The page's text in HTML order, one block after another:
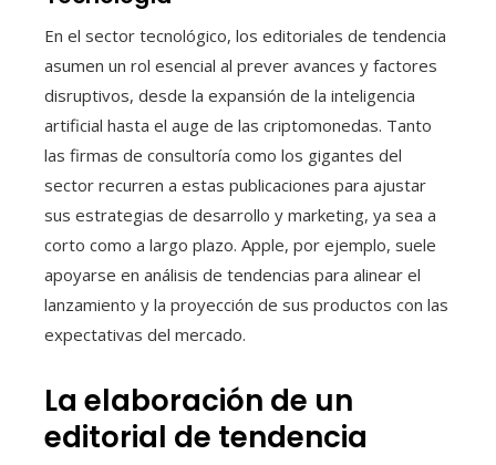
En el sector tecnológico, los editoriales de tendencia
asumen un rol esencial al prever avances y factores
disruptivos, desde la expansión de la inteligencia
artificial hasta el auge de las criptomonedas. Tanto
las firmas de consultoría como los gigantes del
sector recurren a estas publicaciones para ajustar
sus estrategias de desarrollo y marketing, ya sea a
corto como a largo plazo. Apple, por ejemplo, suele
apoyarse en análisis de tendencias para alinear el
lanzamiento y la proyección de sus productos con las
expectativas del mercado.
La elaboración de un
editorial de tendencia